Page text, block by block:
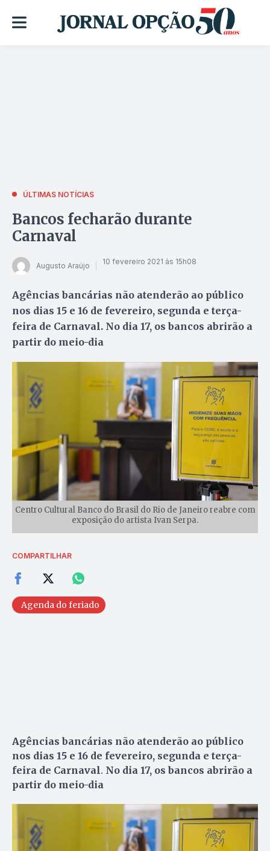
ÚLTIMAS NOTÍCIAS
Bancos fecharão durante
Carnaval
Augusto Araújo 10 fevereiro 2021 às 15h08
Agências bancárias não atenderão ao público
nos dias 15 e 16 de fevereiro, segunda e terça-
feira de Carnaval. No dia 17, os bancos abrirão a
partir do meio-dia
Centro Cultural Banco do Brasil do Rio de Janeiro reabre com
exposição do artista Ivan Serpa.
COMPARTILHAR
Agenda do feriado
Agências bancárias não atenderão ao público
nos dias 15 e 16 de fevereiro, segunda e terça-
feira de Carnaval. No dia 17, os bancos abrirão a
partir do meio-dia